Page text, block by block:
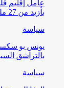
عامل إقليم
بأزيد من 27 مليون درهم احتفاءً…
سياسة
يونس بو
بالتراشق
سياسة